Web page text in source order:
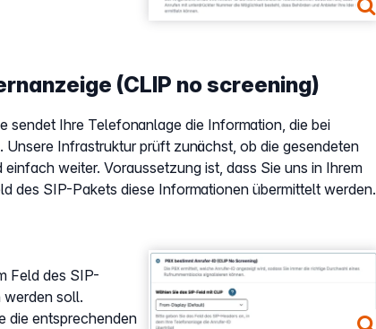
(CLIP no screening)
sendet Ihre Telefonanlage die Information, die bei
Infrastruktur prüft zunächst, ob die gesendeten
weiter. Voraussetzung ist, dass Sie uns in Ihrem
des SIP-Pakets diese Informationen übermittelt werden.
Show larger version
Feld des SIP-
werden soll.
die entsprechenden